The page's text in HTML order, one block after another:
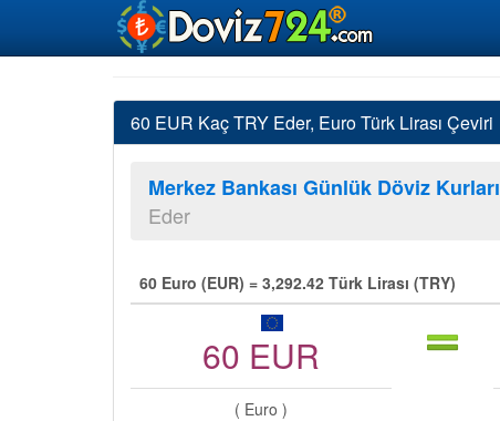
60 EUR Kaç TRY Eder, Euro Türk Lirası Çeviri
Merkez Bankası Günlük Döviz Kurları
Eder
60 Euro (EUR) = 3,292.42 Türk Lirası (TRY)
60 EUR
( Euro )